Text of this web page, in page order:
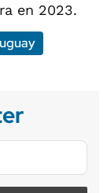
en 2023.